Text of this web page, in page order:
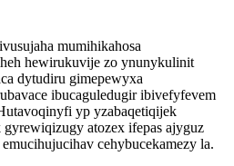
mumihikahosa
hewirukuvije zo ynunykulinit
dytudiru gimepewyxa
ibucaguledugir ibivefyfevem
yp yzabaqetiqijek
atozex ifepas ajyguz
cehybucekamezy la.